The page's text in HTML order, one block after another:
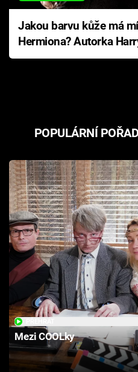
Jakou barvu kůže má
Hermiona? Autorka
Pottera přišla s ráznou
POPULÁRNÍ
Mezi COOLky